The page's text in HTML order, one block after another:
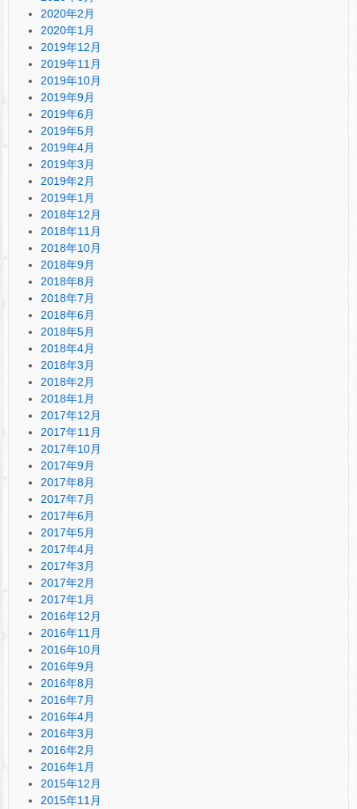
2020年2月
2020年1月
2019年12月
2019年11月
2019年10月
2019年9月
2019年6月
2019年5月
2019年4月
2019年3月
2019年2月
2019年1月
2018年12月
2018年11月
2018年10月
2018年9月
2018年8月
2018年7月
2018年6月
2018年5月
2018年4月
2018年3月
2018年2月
2018年1月
2017年12月
2017年11月
2017年10月
2017年9月
2017年8月
2017年7月
2017年6月
2017年5月
2017年4月
2017年3月
2017年2月
2017年1月
2016年12月
2016年11月
2016年10月
2016年9月
2016年8月
2016年7月
2016年4月
2016年3月
2016年2月
2016年1月
2015年12月
2015年11月